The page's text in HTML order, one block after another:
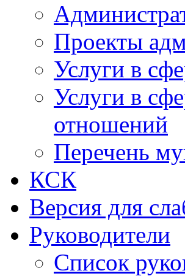
Проекты
Услуги в
Услуги в
отношений
Перечень
КСК
Версия для
Руководители
Список